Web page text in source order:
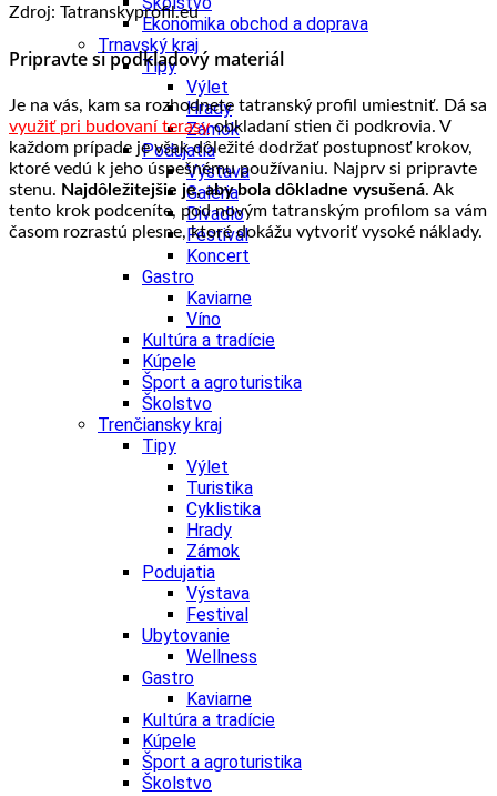
Ekonomika obchod a doprava
Trnavský kraj
Tipy
Výlet
Hrady
Zámok
Podujatia
Výstava
Galéria
Divadlo
Festival
Koncert
Gastro
Kaviarne
Víno
Kultúra a tradície
Kúpele
Šport a agroturistika
Školstvo
Trenčiansky kraj
Tipy
Výlet
Turistika
Cyklistika
Hrady
Zámok
Podujatia
Výstava
Festival
Ubytovanie
Wellness
Gastro
Kaviarne
Kultúra a tradície
Kúpele
Šport a agroturistika
Školstvo
Zdroj: Tatranskyprofil.eu
Pripravte si podkladový materiál
Je na vás, kam sa rozhodnete tatranský profil umiestniť. Dá sa
využiť pri budovaní terasyobkladaní stien či podkrovia. V
každom prípade je však dôležité dodržať postupnosť krokov,
ktoré vedú k jeho úspešnému používaniu. Najprv si pripravte
stenu. Najdôležitejšie je, aby bola dôkladne vysušená. Ak
tento krok podceníte, pod novým tatranským profilom sa vám
časom rozrastú plesne, ktoré dokážu vytvoriť vysoké náklady.